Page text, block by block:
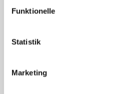
Funktionelle
Statistik
Marketing
Fra